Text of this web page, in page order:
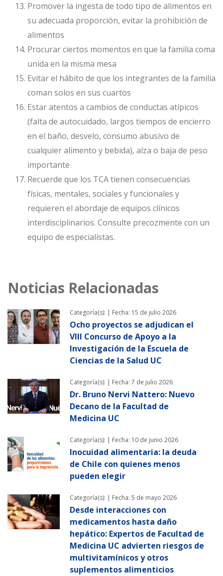
Promover la ingesta de todo tipo de alimentos en
su adecuada proporción, evitar la prohibición de
alimentos
Procurar ciertos momentos en que la familia coma
unida en la misma mesa
Evitar el hábito de que los integrantes de la familia
coman solos en sus cuartos
Estar atentos a cambios de conductas atípicos
(falta de autocuidado, largos tiempos de encierro
en el baño, desvelo, consumo abusivo de
cualquier alimento y bebida), alza o baja de peso
importante
Recuerde que los TCA tienen consecuencias
físicas, mentales, sociales y funcionales y
requieren el abordaje de equipos clínicos
interdisciplinarios. Consulte precozmente con un
equipo de especialistas.
Noticias Relacionadas
Categoría(s): | Fecha: 15 de julio 2026
Ocho proyectos se adjudican el
VIII Concurso de Apoyo a la
Investigación de la Escuela de
Ciencias de la Salud UC
Categoría(s): | Fecha: 7 de julio 2026
Dr. Bruno Nervi Nattero: Nuevo
Decano de la Facultad de
Medicina UC
Categoría(s): | Fecha: 10 de junio 2026
Inocuidad alimentaria: la deuda
de Chile con quienes menos
pueden elegir
Categoría(s): | Fecha: 5 de mayo 2026
Desde interacciones con
medicamentos hasta daño
hepático: Expertos de Facultad de
Medicina UC advierten riesgos de
multivitamínicos y otros
suplementos alimenticios